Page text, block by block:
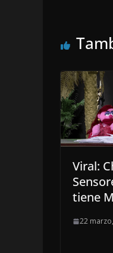
Viral:
tiene
22